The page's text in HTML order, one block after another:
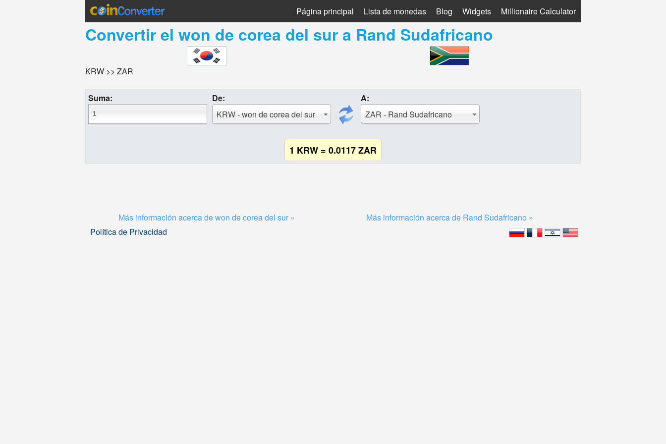
Página principal Lista de monedas Blog Widgets Millionaire Calculator
Convertir el won de corea del sur a Rand Sudafricano
KRW >> ZAR
Suma:
De:
KRW - won de corea del sur
A:
ZAR - Rand Sudafricano
1 KRW = 0.0117 ZAR
Más información acerca de won de corea del sur »
Más información acerca de Rand Sudafricano »
Política de Privacidad